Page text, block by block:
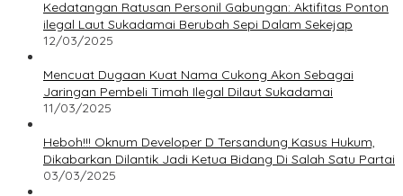
Kedatangan Ratusan Personil Gabungan: Aktifitas Ponton
ilegal Laut Sukadamai Berubah Sepi Dalam Sekejap
12/03/2025
Mencuat Dugaan Kuat Nama Cukong Akon Sebagai
Jaringan Pembeli Timah Ilegal Dilaut Sukadamai
11/03/2025
Heboh!!! Oknum Developer D Tersandung Kasus Hukum,
Dikabarkan Dilantik Jadi Ketua Bidang Di Salah Satu Partai
03/03/2025